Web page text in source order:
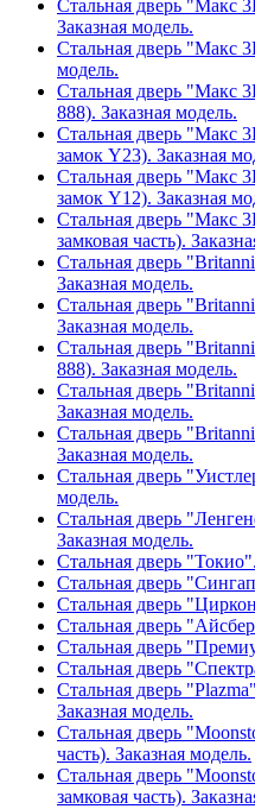
Стальная дверь "Макс
Заказная модель.
Стальная дверь "Макс
модель.
Стальная дверь "Макс
888). Заказная модель.
Стальная дверь "Макс
замок Y23). Заказная
Стальная дверь "Макс
замок Y12). Заказная
Стальная дверь "Макс
замковая часть).
Стальная дверь
Заказная модель.
Стальная дверь
Заказная модель.
Стальная дверь
888). Заказная модель.
Стальная дверь
Заказная модель.
Стальная дверь
Заказная модель.
Стальная дверь
модель.
Стальная дверь
Заказная модель.
Стальная дверь
Стальная дверь
Стальная дверь
Стальная дверь
Стальная дверь
Стальная дверь
Стальная дверь
Заказная модель.
Стальная дверь
часть). Заказная модель.
Стальная дверь
замковая часть).